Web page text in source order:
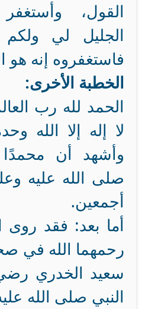
القول،
الجليل لي
فاستغفروه إنه هو
الخطبة الأخرى:
الحمد لله رب
لا إله إلا الله
وأشهد أن
صلى الله عليه
أجمعين.
أما بعد: فقد روى
رحمهما الله في
سعيد الخدري
النبي صلى الله